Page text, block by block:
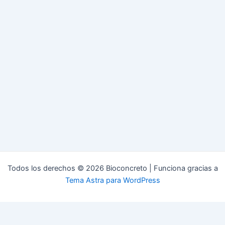
Todos los derechos © 2026 Bioconcreto | Funciona gracias a
Tema Astra para WordPress